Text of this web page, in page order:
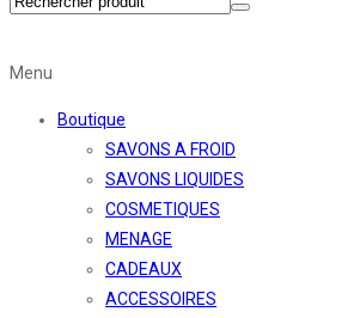
Menu
Boutique
SAVONS A FROID
SAVONS LIQUIDES
COSMETIQUES
MENAGE
CADEAUX
ACCESSOIRES